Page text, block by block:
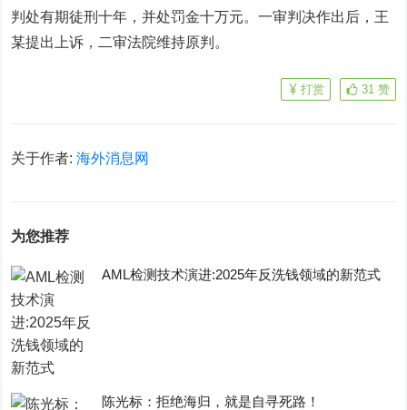
判处有期徒刑十年，并处罚金十万元。一审判决作出后，王
某提出上诉，二审法院维持原判。
31 赞
打赏
关于作者:海外消息网
为您推荐
AML检测技术演进:2025年反洗钱领域的新范式
陈光标：拒绝海归，就是自寻死路！